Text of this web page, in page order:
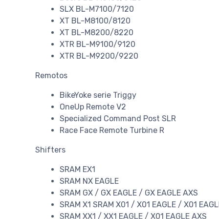
SLX BL-M7100/7120
XT BL-M8100/8120
XT BL-M8200/8220
XTR BL-M9100/9120
XTR BL-M9200/9220
Remotos
BikeYoke serie Triggy
OneUp Remote V2
Specialized Command Post SLR
Race Face Remote Turbine R
Shifters
SRAM EX1
SRAM NX EAGLE
SRAM GX / GX EAGLE / GX EAGLE AXS
SRAM X1 SRAM X01 / X01 EAGLE / X01
SRAM XX1 / XX1 EAGLE / X01 EAGLE AXS